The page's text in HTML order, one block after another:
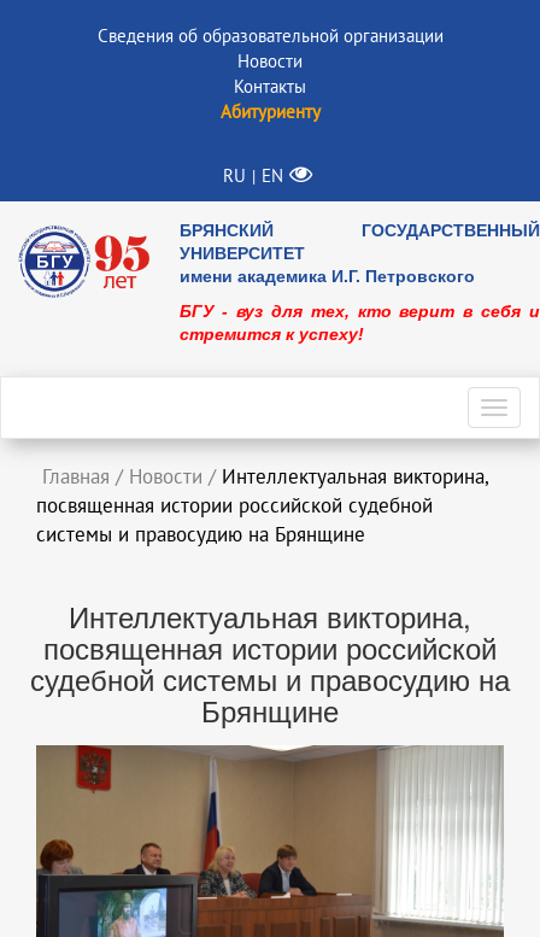
Сведения об образовательной организации
Новости
Контакты
Абитуриенту
RU | EN
БРЯНСКИЙ ГОСУДАРСТВЕННЫЙ
УНИВЕРСИТЕТ
имени академика И.Г. Петровского
БГУ - вуз для тех, кто верит в себя и
стремится к успеху!
Главная / Новости / Интеллектуальная викторина,
посвященная истории российской судебной
системы и правосудию на Брянщине
Интеллектуальная викторина,
посвященная истории российской
судебной системы и правосудию на
Брянщине